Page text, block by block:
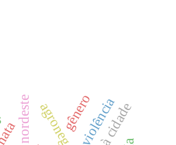
nordeste violência
gênero